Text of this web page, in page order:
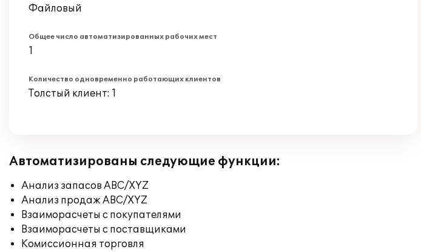
Файловый
Общее число автоматизированных рабочих мест
1
Количество одновременно работающих клиентов
Толстый клиент: 1
Автоматизированы следующие функции:
Анализ запасов ABC/XYZ
Анализ продаж ABC/XYZ
Взаиморасчеты с покупателями
Взаиморасчеты с поставщиками
Комиссионная торговля